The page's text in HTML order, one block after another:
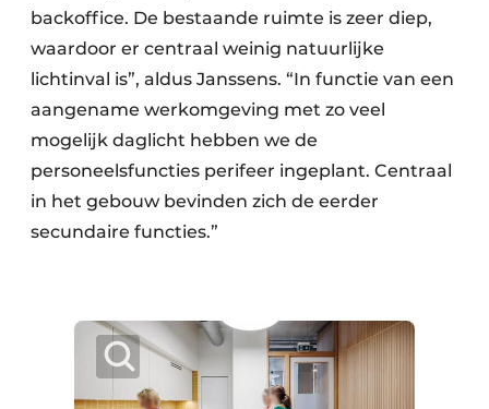
backoffice. De bestaande ruimte is zeer diep,
waardoor er centraal weinig natuurlijke
lichtinval is”, aldus Janssens. “In functie van een
aangename werkomgeving met zo veel
mogelijk daglicht hebben we de
personeelsfuncties perifeer ingeplant. Centraal
in het gebouw bevinden zich de eerder
secundaire functies.”